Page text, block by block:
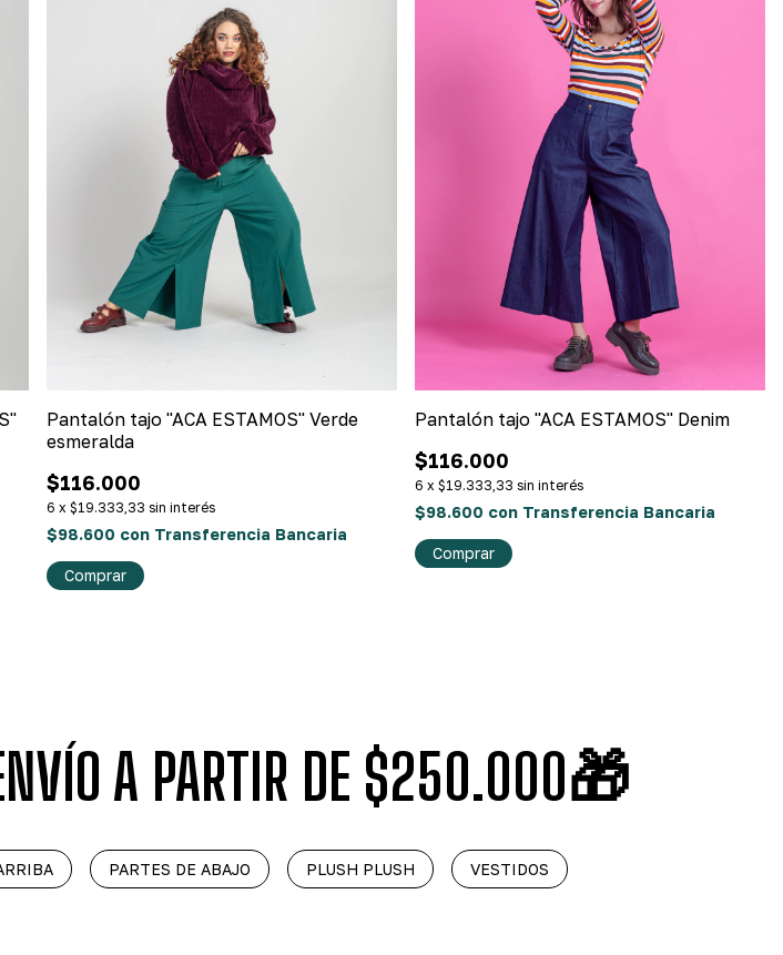
Pantalón tajo "ACA ESTAMOS" Verde
esmeralda
$116.000
6 x $19.333,33 sin interés
$98.600 con Transferencia Bancaria
Comprar
Pantalón tajo "ACA ESTAMOS" Denim
$116.000
6 x $19.333,33 sin interés
$98.600 con Transferencia Bancaria
Comprar
A PARTIR DE $250.000🎁
PARTES DE ABAJO PLUSH PLUSH VESTIDOS